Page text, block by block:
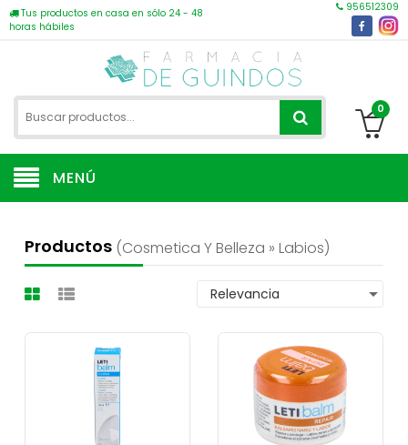
Tus productos en casa en sólo 24 - 48
horas hábiles
956512309
0
MENÚ
Productos (cosmetica Y Belleza » Labios)